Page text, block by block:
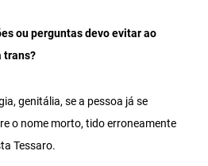
ou perguntas devo evitar ao
trans?
genitália, se a pessoa já se
o nome morto, tido erroneamente
Tessaro.